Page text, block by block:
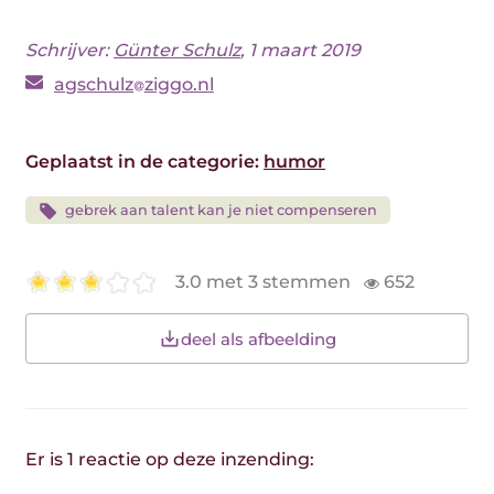
Schrijver: Günter Schulz, 1 maart 2019
agschulz ziggo.nl
Geplaatst in de categorie: humor
gebrek aan talent kan je niet compenseren
3.0 met 3 stemmen 652
deel als afbeelding
Er is 1 reactie op deze inzending: